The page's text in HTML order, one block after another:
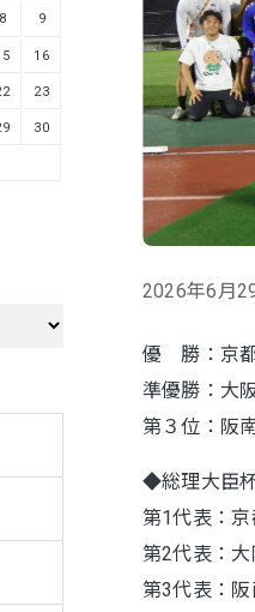
8 9
16
23
30
2026年6月
優 勝：京都
準優勝：大
第３位：阪
◆総理大臣
第1代表：京
第2代表：大
第3代表：阪